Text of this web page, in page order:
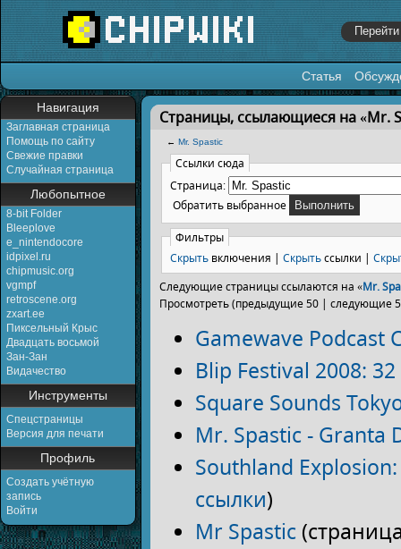
Статья
Навигация
Заглавная страница
Помощь по сайту
Свежие правки
Случайная страница
Любопытное
8-bit Folder
Bleeplove
e_nintendocore
idpixel.ru
chipmusic.org
vgmpf
retroscene.org
zxart.ee
Пиксельный Крыс
Двадцать восьмой
Зан-Зан
Видачество
Инструменты
Спецстраницы
Версия для печати
Профиль
Создать учётную
запись
Войти
Перейти к:навигация,поиск
Страницы, ссылающиеся на «Mr.
← Mr. Spastic
Ссылки сюда
Страница:
Обратить выбранное
Фильтры
Скрыть включения | Скрытьссылки |
Следующие страницы ссылаются на «Mr.
Просмотреть (предыдущие 50 | следующие
Gamewave Podcast
Blip Festival 2008:
Square Sounds
Mr. Spastic - Granta
Southland
ссылки)
Mr Spastic